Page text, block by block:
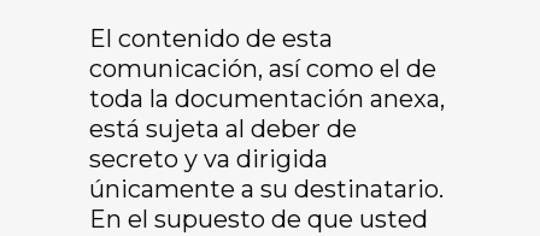
El contenido de esta
comunicación, así como el de
toda la documentación anexa,
está sujeta al deber de
secreto y va dirigida
únicamente a su destinatario.
En el supuesto de que usted